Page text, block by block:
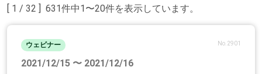
[ 1 / 32 ] 631件中1〜20件を表示しています。
ウェビナー No.2901
2021/12/15 〜 2021/12/16